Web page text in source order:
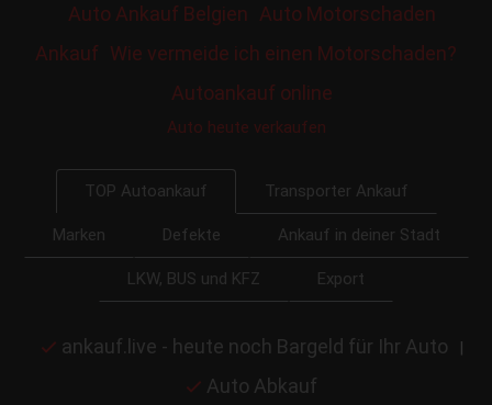
Auto Ankauf Belgien
Auto Motorschaden
Ankauf Wie vermeide ich einen Motorschaden?
Autoankauf online
Auto heute verkaufen
TOP Autoankauf Transporter Ankauf
Marken Defekte Ankauf in deiner Stadt
LKW, BUS und KFZ Export
ankauf.live - heute noch Bargeld für Ihr Auto |
Auto Abkauf